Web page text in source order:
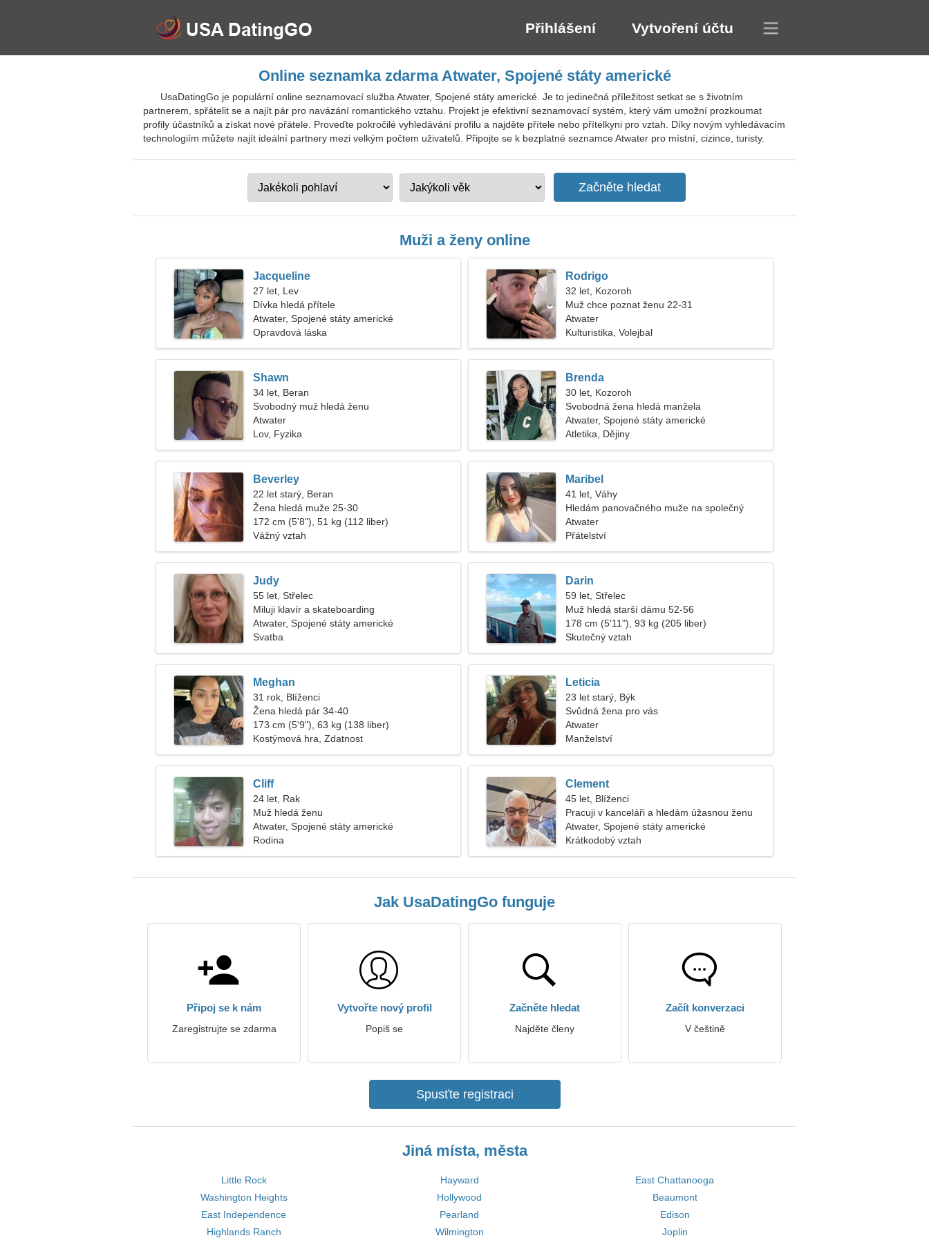
Přihlášení Vytvoření účtu
Online seznamka zdarma Atwater, Spojené státy americké
UsaDatingGo je populární online seznamovací služba Atwater, Spojené státy americké. Je to jedinečná příležitost setkat se s životním
partnerem, spřátelit se a najít pár pro navázání romantického vztahu. Projekt je efektivní seznamovací systém, který vám umožní prozkoumat
profily účastníků a získat nové přátele. Proveďte pokročilé vyhledávání profilu a najděte přítele nebo přítelkyni pro vztah. Díky novým vyhledávacím
technologiím můžete najít ideální partnery mezi velkým počtem uživatelů. Připojte se k bezplatné seznamce Atwater pro místní, cizince, turisty.
Muži a ženy online
Jacqueline
27 let, Lev
Dívka hledá přítele
Atwater, Spojené státy americké
Opravdová láska
Rodrigo
32 let, Kozoroh
Muž chce poznat ženu 22-31
Atwater
Kulturistika, Volejbal
Shawn
34 let, Beran
Svobodný muž hledá ženu
Atwater
Lov, Fyzika
Brenda
30 let, Kozoroh
Svobodná žena hledá manžela
Atwater, Spojené státy americké
Atletika, Dějiny
Beverley
22 let starý, Beran
Žena hledá muže 25-30
172 cm (5'8"), 51 kg (112 liber)
Vážný vztah
Maribel
41 let, Váhy
Hledám panovačného muže na společný
výlet
Atwater
Přátelství
Judy
55 let, Střelec
Miluji klavír a skateboarding
Atwater, Spojené státy americké
Svatba
Darin
59 let, Střelec
Muž hledá starší dámu 52-56
178 cm (5'11"), 93 kg (205 liber)
Skutečný vztah
Meghan
31 rok, Blíženci
Žena hledá pár 34-40
173 cm (5'9"), 63 kg (138 liber)
Kostýmová hra, Zdatnost
Leticia
23 let starý, Býk
Svůdná žena pro vás
Atwater
Manželství
Cliff
24 let, Rak
Muž hledá ženu
Atwater, Spojené státy americké
Rodina
Clement
45 let, Blíženci
Pracuji v kanceláři a hledám úžasnou ženu
Atwater, Spojené státy americké
Krátkodobý vztah
Jak UsaDatingGo funguje
Připoj se k nám
Zaregistrujte se zdarma
Vytvořte nový profil
Popiš se
Začněte hledat
Najděte členy
Začít konverzaci
V češtině
Spusťte registraci
Jiná místa, města
Little Rock Hayward
East Chattanooga
Washington Heights
Hollywood
Beaumont
East Independence
Pearland
Edison
Highlands Ranch
Wilmington Joplin